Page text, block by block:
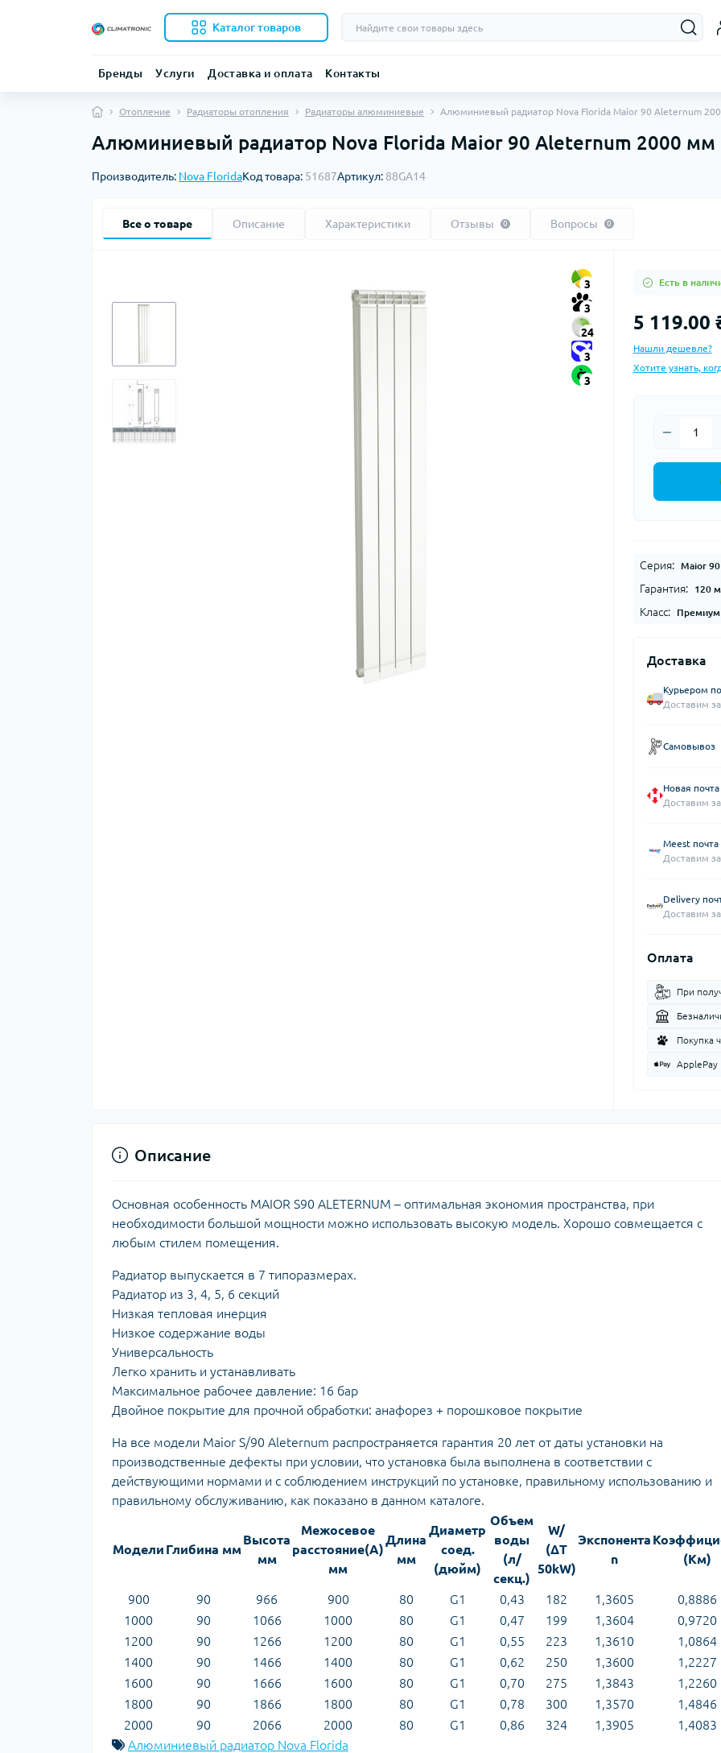
Каталог товаров
Бренды Услуги Доставка и оплата Контакты
Отопление Радиаторы отопления Радиаторы алюминиевые Алюминиевый радиатор Nova Florida Maior 90 Aleternum
Алюминиевый радиатор Nova Florida Maior 90 Aleternum 2000 мм
Производитель: Nova FloridaКод товара: 51687Артикул: 88GA14
Все о товаре Описание Характеристики Отзывы 0 Вопросы 0
3
3
24
3
3
Есть в
5 119.00
Нашли дешевле?
Хотите узнать,
Серия: Maior 90
Гарантия: 120
Класс: Премиум
Доставка
Курьером
Доставим
Самовывоз
Новая почта
Доставим
Meest почта
Доставим
Delivery
Доставим
Оплата
При
Покупка
ApplePay
Описание
Основная особенность MAIOR S90 ALETERNUM – оптимальная экономия пространства, при
необходимости большой мощности можно использовать высокую модель. Хорошо совмещается с
любым стилем помещения.
Радиатор выпускается в 7 типоразмерах.
Радиатор из 3, 4, 5, 6 секций
Низкая тепловая инерция
Низкое содержание воды
Универсальность
Легко хранить и устанавливать
Максимальное рабочее давление: 16 бар
Двойное покрытие для прочной обработки: анафорез + порошковое покрытие
На все модели Maior S/90 Aleternum распространяется гарантия 20 лет от даты установки на
производственные дефекты при условии, что установка была выполнена в соответствии с
действующими нормами и с соблюдением инструкций по установке, правильному использованию и
правильному обслуживанию, как показано в данном каталоге.
Модели Глибина мм
Высота
мм
Межосевое
расстояние(А)
мм
Длина
мм
Диаметр
соед.
(дюйм)
Объем
воды
(л/
секц.)
W/
(∆T
50kW)
Экспонента
n
(Км)
900 90 966 900 80 G1 0,43 182 1,3605
0,8886
1000
90 1066 1000 80 G1 0,47 199 1,3604
0,9720
1200
90 1266 1200 80 G1 0,55 223 1,3610
1,0864
1400
90 1466 1400 80 G1 0,62 250 1,3600
1,2227
1600
90 1666 1600 80 G1 0,70 275 1,3843
1,2260
1800
90 1866 1800 80 G1 0,78 300 1,3570
1,4846
2000
90 2066 2000 80 G1 0,86 324 1,3905
1,4083
Алюминиевый радиатор Nova Florida